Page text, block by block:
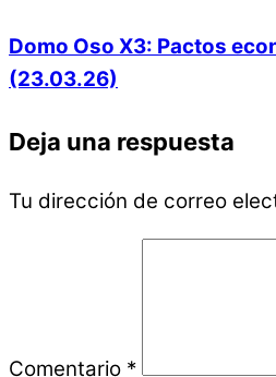
Domo Oso X3: Pactos
(23.03.26)
Deja una respuesta
Tu dirección de correo
Comentario *